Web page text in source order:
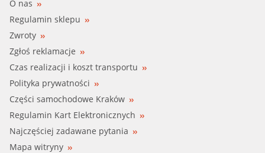
SWAG (99 90 1211)
TOPRAN (202 261)
VAICO (V40-0480)
VAICO (V40-0480-1)
O nas
Regulamin sklepu
Zwroty
Zgłoś reklamacje
Czas realizacji i koszt transportu
Polityka prywatności
Części samochodowe Kraków
Regulamin Kart Elektronicznych
Najczęściej zadawane pytania
Mapa witryny